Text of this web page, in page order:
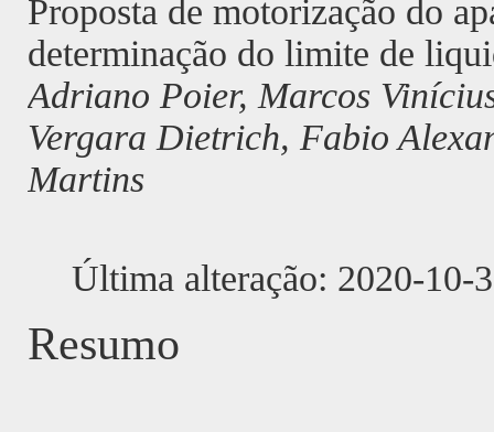
Proposta de motorização do
determinação do limite de
Adriano Poier, Marcos
Vergara Dietrich, Fabio
Martins
Última alteração: 2020-10-
Resumo